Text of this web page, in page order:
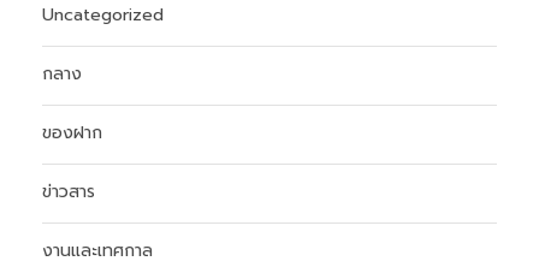
Uncategorized
กลาง
ของฝาก
ข่าวสาร
งานและเทศกาล